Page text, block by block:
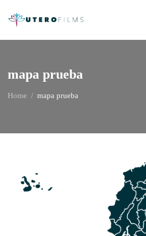
mapa prueba
Home mapa prueba